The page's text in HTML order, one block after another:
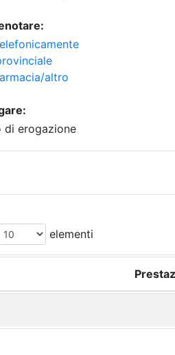
altro
di erogazione
elementi